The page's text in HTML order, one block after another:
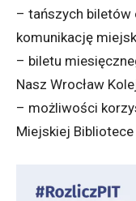
– tańszych biletów
komunikację
– biletu
Nasz Wrocław
– możliwości
Miejskiej